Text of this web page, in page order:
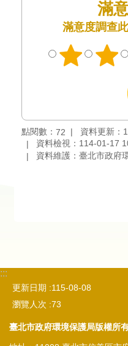
滿意度調查
點閱數： 72
資料更新：
資料檢視：114-01-17
資料維護：臺北市政府
:::
更新日期
115-08-08
瀏覽人次 73
臺北市政府環境保護局版權所